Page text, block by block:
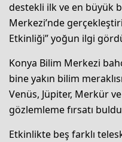
destekli ilk ve en büyük
Merkezi’nde
Etkinliği” yoğun ilgi
Konya Bilim Merkezi
bine yakın bilim
Venüs, Jüpiter, Merkür
gözlemleme fırsatı
Etkinlikte beş farklı